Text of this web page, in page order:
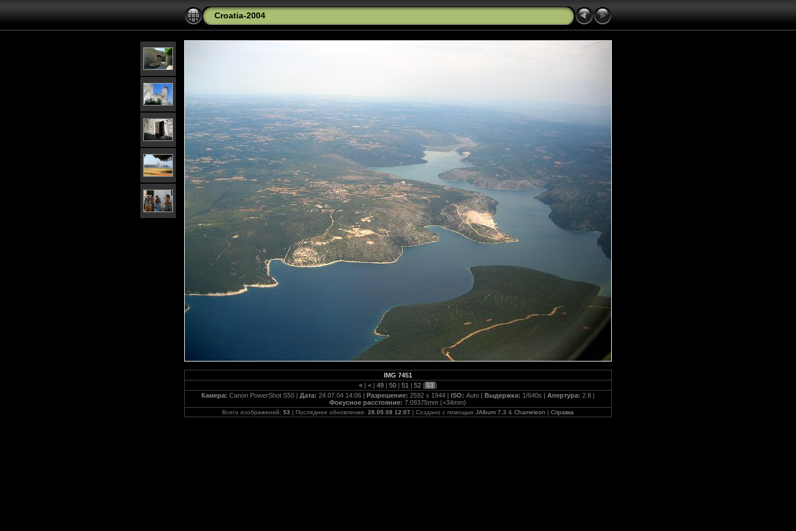
Croatia-2004
IMG 7451
« | < | 49 | 50 | 51 | 52 | 53 |
Камера: Canon PowerShot S50 | Дата: 24.07.04 14:06 | Разрешение: 2592 x 1944 | ISO: Auto | Выдержка: 1/640s | Апертура: 2.8 |
Фокусное расстояние:7.09375mm (=34mm)
Всего изображений: 53 | Последнее обновление: 28.05.08 12:07 | Создано с помощью JAlbum 7.3 & Chameleon | Справка